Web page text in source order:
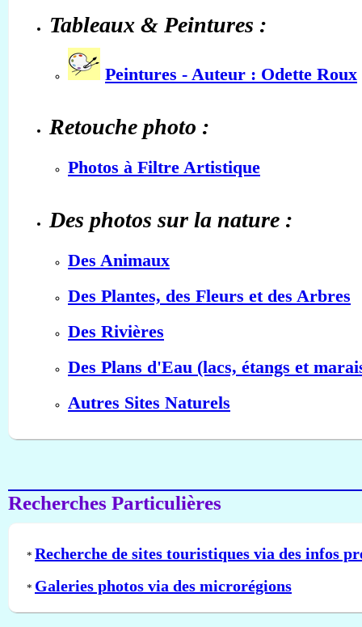
Tableaux & Peintures :
Peintures - Auteur : Odette Roux
Retouche photo :
Photos à Filtre Artistique
Des photos sur la nature :
Des Animaux
Des Plantes, des Fleurs et des Arbres
Des Rivières
Des Plans d'Eau (lacs, étangs et
Autres Sites Naturels
Recherches Particulières
* Recherche de sites touristiques via des infos
* Galeries photos via des microrégions